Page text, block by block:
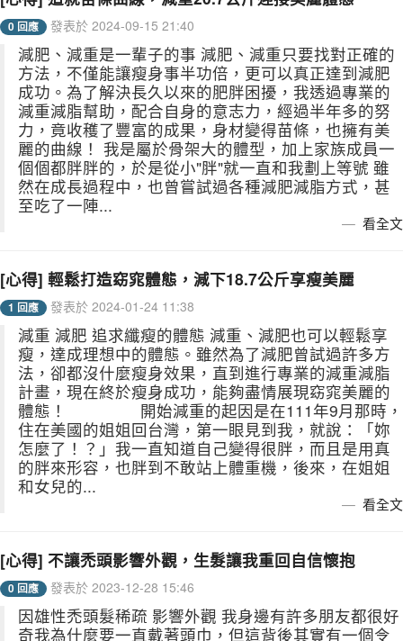
0 回應 發表於 2024-09-15 21:40
減肥、減重是一輩子的事 減肥、減重只要找對正確的
方法，不僅能讓瘦身事半功倍，更可以真正達到減肥
成功。為了解決長久以來的肥胖困擾，我透過專業的
減重減脂幫助，配合自身的意志力，經過半年多的努
力，竟收穫了豐富的成果，身材變得苗條，也擁有美
麗的曲線！ 我是屬於骨架大的體型，加上家族成員一
個個都胖胖的，於是從小"胖"就一直和我劃上等號 雖
然在成長過程中，也曾嘗試過各種減肥減脂方式，甚
至吃了一陣...
看全文
[心得] 輕鬆打造窈窕體態，減下18.7公斤享瘦美麗
1 回應 發表於 2024-01-24 11:38
減重 減肥 追求纖瘦的體態 減重、減肥也可以輕鬆享
瘦，達成理想中的體態。雖然為了減肥曾試過許多方
法，卻都沒什麼瘦身效果，直到進行專業的減重減脂
計畫，現在終於瘦身成功，能夠盡情展現窈窕美麗的
體態！ 開始減重的起因是在111年9月那時，
住在美國的姐姐回台灣，第一眼見到我，就說：「妳
怎麼了！？」我一直知道自己變得很胖，而且是用真
的胖來形容，也胖到不敢站上體重機，後來，在姐姐
和女兒的...
看全文
[心得] 不讓禿頭影響外觀，生髮讓我重回自信懷抱
0 回應 發表於 2023-12-28 15:46
因雄性禿頭髮稀疏 影響外觀 我身邊有許多朋友都很好
奇我為什麼要一直戴著頭巾，但這背後其實有一個令